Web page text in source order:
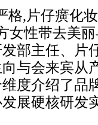
格,片仔癀化
女性带去美
部主任、片
与会来宾从
度介绍了品
展硬核研发